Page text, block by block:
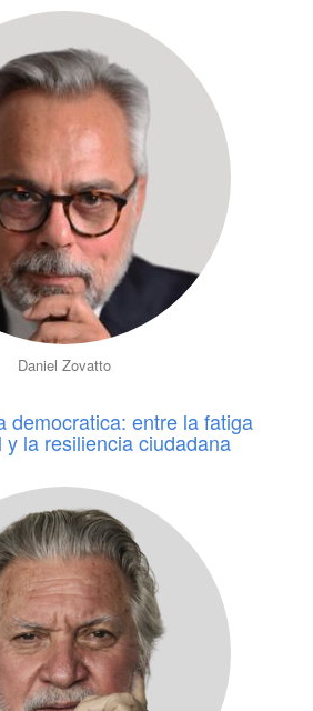
Daniel Zovatto
democratica: entre la fatiga
y la resiliencia ciudadana